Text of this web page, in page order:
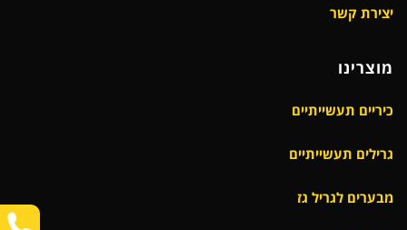
יצירת קשר
מוצרינו
כיריים תעשייתיים
גרילים תעשייתיים
מבערים לגריל גז